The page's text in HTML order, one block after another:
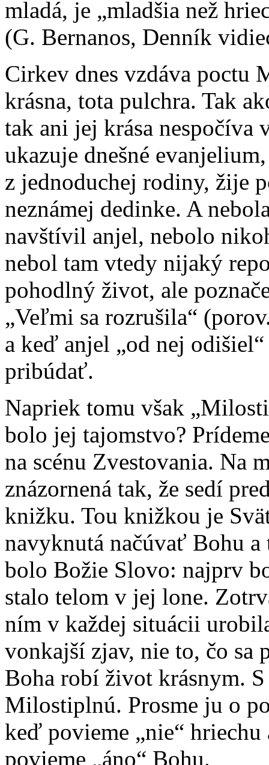
mladá, je „mladšia než
(G. Bernanos, Denník
Cirkev dnes vzdáva poctu
krásna, tota pulchra. Tak
tak ani jej krása nespočíva
ukazuje dnešné
z jednoduchej rodiny, žije
neznámej dedinke. A
navštívil anjel, nebolo
nebol tam vtedy nijaký
pohodlný život, ale
„Veľmi sa rozrušila“
a keď anjel „od nej
pribúdať.
Napriek tomu však
bolo jej tajomstvo?
na scénu Zvestovania. Na
znázornená tak, že sedí
knižku. Tou knižkou je
navyknutá načúvať Bohu
bolo Božie Slovo: najprv
stalo telom v jej lone.
ním v každej situácii
vonkajší zjav, nie to, čo sa
Boha robí život krásnym.
Milostiplnú. Prosme ju o
keď povieme „nie“
povieme „áno“ Bohu.